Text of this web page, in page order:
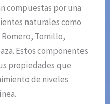
compuestas por una
naturales como
Tomillo,
Estos componentes
propiedades que
de niveles